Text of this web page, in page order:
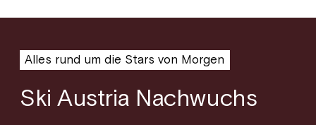
Alles rund um die Stars von Morgen
Ski Austria Nachwuchs